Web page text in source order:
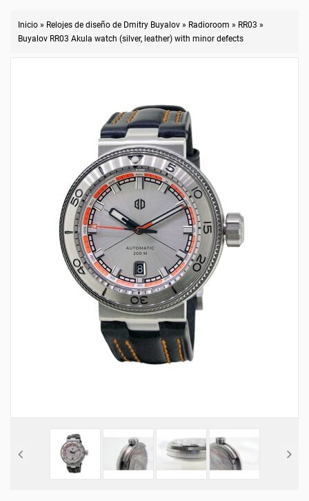
Inicio » Relojes de diseño de Dmitry Buyalov » Radioroom » RR03 »
Buyalov RR03 Akula watch (silver, leather) with minor defects